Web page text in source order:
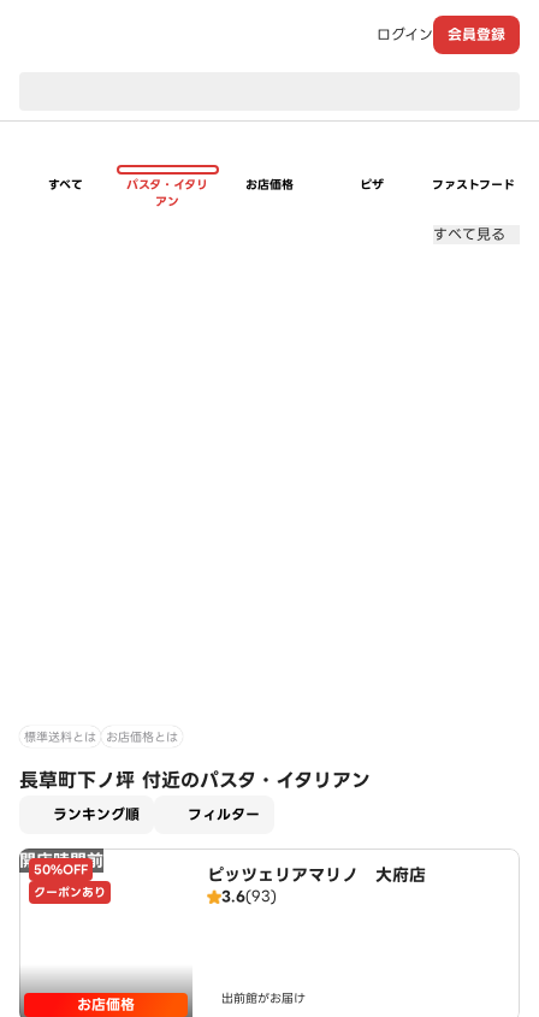
ログイン 会員登録
すべて
パスタ・イタリ
アン
お店価格 ピザ ファストフード
すべて見る
標準送料とは お店価格とは
長草町下ノ坪 付近のパスタ・イタリアン
ランキング順 フィルター
開店時間前
50%OFF
クーポンあり
お店価格
ピッツェリアマリノ 大府店
3.6(93)
出前館がお届け